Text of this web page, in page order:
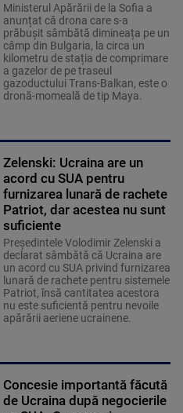
Ministerul Apărării de la Sofia a
anunțat că drona care s-a
prăbușit sâmbătă dimineața pe un
câmp din Bulgaria, la circa un
kilometru de stația de comprimare
a gazelor de pe traseul
gazoductului Trans-Balkan, este o
dronă-momeală de tip Maya.
Zelenski: Ucraina are un
acord cu SUA pentru
furnizarea lunară de rachete
Patriot, dar acestea nu sunt
suficiente
Preşedintele Volodimir Zelenski a
declarat sâmbătă că Ucraina are
un acord cu SUA privind furnizarea
lunară de rachete pentru sistemele
Patriot, însă cantitatea acestora
nu este suficientă pentru nevoile
apărării aeriene ucrainene.
Concesie importantă făcută
de Ucraina după negocierile